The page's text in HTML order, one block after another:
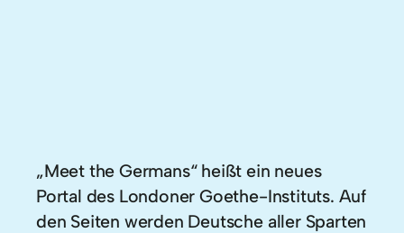
„Meet the Germans“ heißt ein neues
Portal des Londoner Goethe-Instituts. Auf
den Seiten werden Deutsche aller Sparten